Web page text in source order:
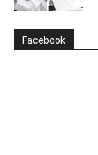
Facebook